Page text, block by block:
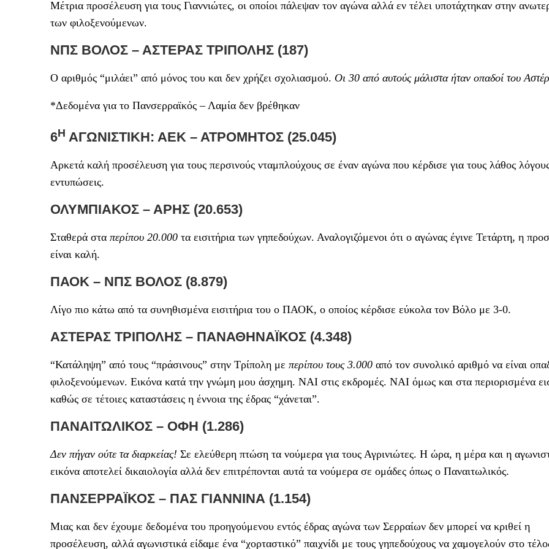
Μέτρια προσέλευση για τους Γιαννιώτες, οι οποίοι πάλεψαν τον αγώνα αλλά εν τέλει υποτάχτηκαν στην
των φιλοξενούμενων.
ΝΠΣ ΒΟΛΟΣ – ΑΣΤΕΡΑΣ ΤΡΙΠΟΛΗΣ (187)
Ο αριθμός “μιλάει” από μόνος του και δεν χρήζει σχολιασμού. Οι 30 από αυτούς μάλιστα ήταν οπαδοί του
*Δεδομένα για το Πανσερραϊκός – Λαμία δεν βρέθηκαν
6Η ΑΓΩΝΙΣΤΙΚΗ: ΑΕΚ – ΑΤΡΟΜΗΤΟΣ (25.045)
Αρκετά καλή προσέλευση για τους περσινούς νταμπλούχους σε έναν αγώνα που κέρδισε για τους λάθος λόγους
εντυπώσεις.
ΟΛΥΜΠΙΑΚΟΣ – ΑΡΗΣ (20.653)
Σταθερά στα περίπου 20.000 τα εισιτήρια των γηπεδούχων. Αναλογιζόμενοι ότι ο αγώνας έγινε Τετάρτη, η
είναι καλή.
ΠΑΟΚ – ΝΠΣ ΒΟΛΟΣ (8.879)
Λίγο πιο κάτω από τα συνηθισμένα εισιτήρια του ο ΠΑΟΚ, ο οποίος κέρδισε εύκολα τον Βόλο με 3-0.
ΑΣΤΕΡΑΣ ΤΡΙΠΟΛΗΣ – ΠΑΝΑΘΗΝΑΪΚΟΣ (4.348)
“Κατάληψη” από τους “πράσινους” στην Τρίπολη με περίπου τους 3.000 από τον συνολικό αριθμό να είναι
φιλοξενούμενων. Εικόνα κατά την γνώμη μου άσχημη. ΝΑΙ στις εκδρομές. ΝΑΙ όμως και στα περιορισμένα
καθώς σε τέτοιες καταστάσεις η έννοια της έδρας “χάνεται”.
ΠΑΝΑΙΤΩΛΙΚΟΣ – ΟΦΗ (1.286)
Δεν πήγαν ούτε τα διαρκείας! Σε ελεύθερη πτώση τα νούμερα για τους Αγρινιώτες. Η ώρα, η μέρα και η
εικόνα αποτελεί δικαιολογία αλλά δεν επιτρέπονται αυτά τα νούμερα σε ομάδες όπως ο Παναιτωλικός.
ΠΑΝΣΕΡΡΑΪΚΟΣ – ΠΑΣ ΓΙΑΝΝΙΝΑ (1.154)
Μιας και δεν έχουμε δεδομένα του προηγούμενου εντός έδρας αγώνα των Σερραίων δεν μπορεί να κριθεί η
προσέλευση, αλλά αγωνιστικά είδαμε ένα “χορταστικό” παιχνίδι με τους γηπεδούχους να χαμογελούν στο